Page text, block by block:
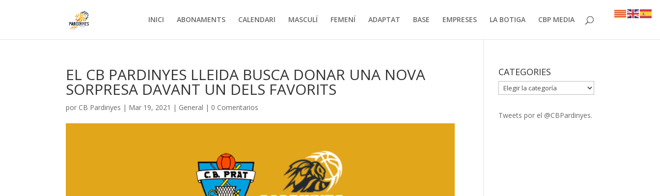
INICI ABONAMENTS CALENDARI MASCULÍ FEMENÍ ADAPTAT BASE EMPRESES LA BOTIGA CBP MEDIA
EL CB PARDINYES LLEIDA BUSCA DONAR UNA NOVA
SORPRESA DAVANT UN DELS FAVORITS
por CB Pardinyes | Mar 19, 2021 | General | 0 Comentarios
CATEGORIES
CATEGORIES
Tweets por el @CBPardinyes.